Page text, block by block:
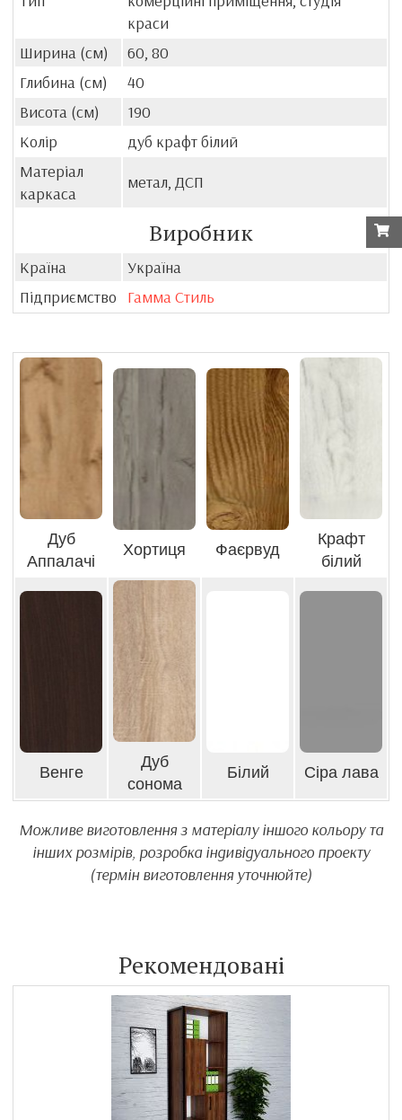
краси
Ширина (см)
60, 80
Глибина (см)
40
Висота (см)
190
Колір
дуб крафт білий
Матеріал
каркаса
метал, ДСП
Виробник
Країна
Україна
Підприємство
Гамма Стиль
Дуб
Аппалачі
Хортиця Фаєрвуд
Крафт
білий
Венге
Дуб
сонома
Білий Сіра лава
Можливе виготовлення з матеріалу іншого кольору та
інших розмірів, розробка індивідуального проекту
(термін виготовлення уточнюйте)
Рекомендовані